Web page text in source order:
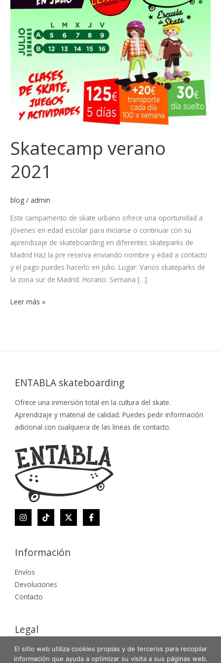
Skatecamp verano
2021
blog / admin
Este campamento de skate urbano ofrece una oportunidad a
jóvenes en edad escolar para iniciarse o continuar con su
aprendizaje de skateboarding en diferentes skateparks de
Madrid Haz la pre reserva enviando nombre y edad a contacto
y el pago puedes hacerlo en julio. Lugar: Varios skateparks de
la zona sur de Madrid. Horario: Semana […]
Leer más »
ENTABLA skateboarding
Ofrece una inmersión total en la cultura del skate.
Aprendizaje y material de calidad. Puedes pedir información
adicional con cualquiera de las lineas de contacto.
Información
Envíos
Devoluciones
Contacto
Legal
Aviso Legal
El sitio web utiliza cookies propias y de terceros para recopilar
información que ayuda a optimizar su visita a sus páginas web.